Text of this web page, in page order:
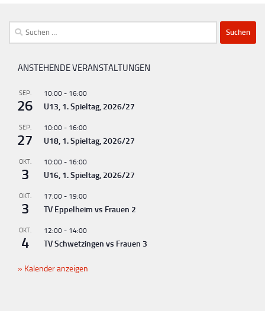
a
t
n
-
a
i
a
i
Suchen
nach:
ANSTEHENDE VERANSTALTUNGEN
SEP.
26
10:00 - 16:00
U13, 1. Spieltag, 2026/27
SEP.
27
10:00 - 16:00
U18, 1. Spieltag, 2026/27
OKT.
3
10:00 - 16:00
U16, 1. Spieltag, 2026/27
OKT.
3
17:00 - 19:00
TV Eppelheim vs Frauen 2
OKT.
4
12:00 - 14:00
TV Schwetzingen vs Frauen 3
Kalender anzeigen